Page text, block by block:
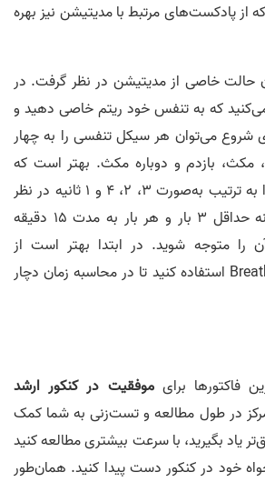
از پادکست‌های مرتبط با مدیتیشن نیز بهره
حالت خاصی از مدیتیشن در نظر گرفت. در
که به تنفس خود ریتم خاصی دهید و
شروع می‌توان هر سیکل تنفسی را به چهار
بازدم و دوباره مکث. بهتر است که
زمان این چهار بخش را به ترتیب به‌صورت 3، 2، 4 و 1 ثانیه در نظر
بگیرید. این کار را روزانه حداقل 3 بار و هر بار به مدت 15 دقیقه
را متوجه شوید. در ابتدا بهتر است از
اپیکیشن‌هایی مانند Breathe استفاده کنید تا در محاسبه زمان دچار
فاکتورها برایموفقیت در کنکور ارشد
در طول مطالعه و تست‌زنی به شما کمک
یاد بگیرید، با سرعت بیشتری مطالعه کنید
خود در کنکور دست پیدا کنید. همان‌طور